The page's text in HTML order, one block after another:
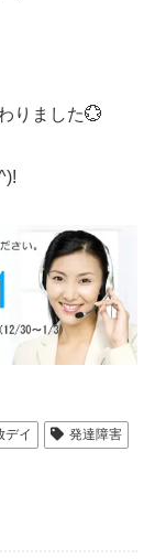
りました💮
デイ
発達障害